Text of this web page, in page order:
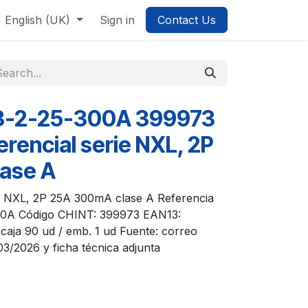
English (UK) Sign in Contact Us
2-25-300A 399973
serie NXL, 2P
A
2P 25A 300mA clase A Referencia
Código CHINT: 399973 EAN13:
90 ud / emb. 1 ud Fuente: correo
2026 y ficha técnica adjunta